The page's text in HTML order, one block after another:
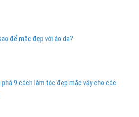
để mặc đẹp với áo da?
phá 9 cách làm tóc đẹp mặc váy cho các